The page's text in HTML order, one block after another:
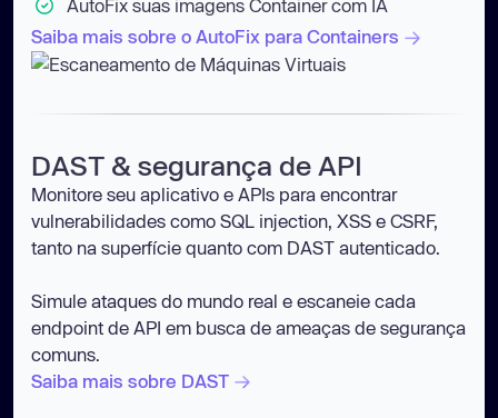
AutoFix suas imagens Container com IA
Saiba mais sobre o AutoFix para Containers
DAST & segurança de API
Monitore seu aplicativo e APIs para encontrar
vulnerabilidades como SQL injection, XSS e CSRF,
tanto na superfície quanto com DAST autenticado.
Simule ataques do mundo real e escaneie cada
endpoint de API em busca de ameaças de segurança
comuns.
Saiba mais sobre DAST